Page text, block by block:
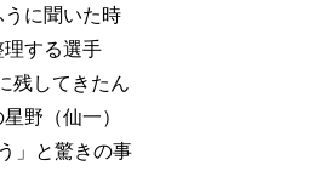
に聞いた時
理する選手
残してきたん
野（仙一）
」と驚きの事